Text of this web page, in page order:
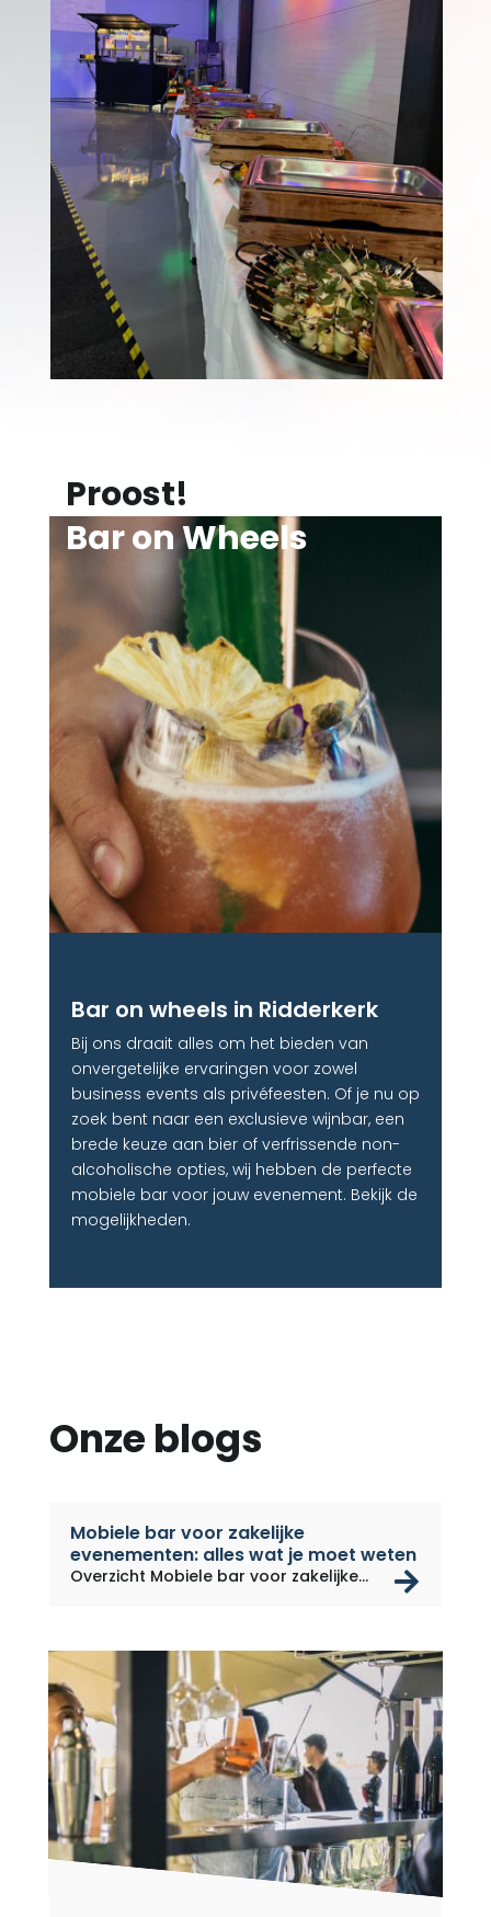
Proost!
Bar on Wheels
Bar on wheels in Ridderkerk
Bij ons draait alles om het bieden van
onvergetelijke ervaringen voor zowel
business events als privéfeesten. Of je nu op
zoek bent naar een exclusieve wijnbar, een
brede keuze aan bier of verfrissende non-
alcoholische opties, wij hebben de perfecte
mobiele bar voor jouw evenement. Bekijk de
mogelijkheden.
Onze blogs
Mobiele bar voor zakelijke
evenementen: alles wat je moet weten
Overzicht Mobiele bar voor zakelijke...